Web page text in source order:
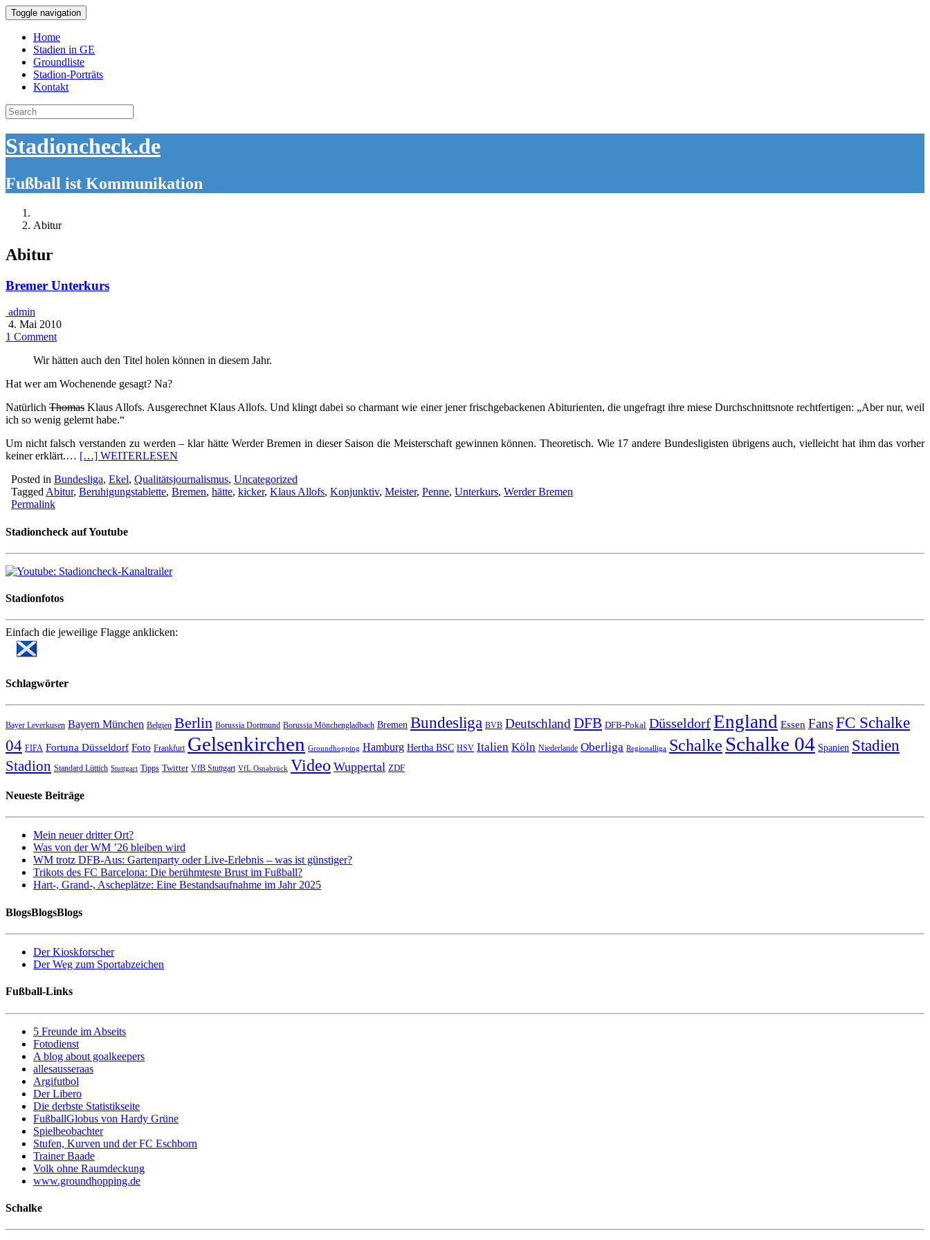
Toggle navigation
Home
Stadien in GE
Groundliste
Stadion-Porträts
Kontakt
Search
for:
Stadioncheck.de
Fußball ist Kommunikation
Abitur
Abitur
Bremer Unterkurs
admin
4. Mai 2010
1 Comment
Wir hätten auch den Titel holen können in diesem Jahr.
Hat wer am Wochenende gesagt? Na?
NatürlichThomas Klaus Allofs. Ausgerechnet Klaus Allofs. Und klingt dabei so charmant wie einer jener frischgebackenen Abiturienten, die ungefragt ihre miese Durchschnittsnote rechtfertigen: „Aber nur, weil
ich so wenig gelernt habe.“
Um nicht falsch verstanden zu werden – klar hätte Werder Bremen in dieser Saison die Meisterschaft gewinnen können. Theoretisch. Wie 17 andere Bundesligisten übrigens auch, vielleicht hat ihm das vorher
keiner erklärt.… […] WEITERLESEN
Posted in Bundesliga, Ekel, Qualitätsjournalismus, Uncategorized
Tagged Abitur, Beruhigungstablette, Bremen, hätte, kicker, Klaus Allofs, Konjunktiv, Meister, Penne, Unterkurs, Werder Bremen
Permalink
Stadioncheck auf Youtube
Stadionfotos
Einfach die jeweilige Flagge anklicken:
Schlagwörter
Bayer Leverkusen Bayern München Belgien Berlin Borussia Dortmund Borussia Mönchengladbach Bremen Bundesliga BVB Deutschland DFB DFB-Pokal DüsseldorfEngland Essen FansFC Schalke
04 FIFA Fortuna Düsseldorf Foto Frankfurt Gelsenkirchen Groundhopping Hamburg Hertha BSC HSV Italien Köln Niederlande Oberliga Regionalliga Schalke Schalke 04 Spanien Stadien
Stadion Standard Lüttich Stuttgart Tipps Twitter VfB Stuttgart VfL Osnabrück Video Wuppertal ZDF
Neueste Beiträge
Mein neuer dritter Ort?
Was von der WM ’26 bleiben wird
WM trotz DFB-Aus: Gartenparty oder Live-Erlebnis – was ist günstiger?
Trikots des FC Barcelona: Die berühmteste Brust im Fußball?
Hart-, Grand-, Ascheplätze: Eine Bestandsaufnahme im Jahr 2025
BlogsBlogsBlogs
Der Kioskforscher
Der Weg zum Sportabzeichen
Fußball-Links
5 Freunde im Abseits
Fotodienst
A blog about goalkeepers
allesausseraas
Argifutbol
Der Libero
Die derbste Statistikseite
FußballGlobus von Hardy Grüne
Spielbeobachter
Stufen, Kurven und der FC Eschborn
Trainer Baade
Volk ohne Raumdeckung
www.groundhopping.de
Schalke